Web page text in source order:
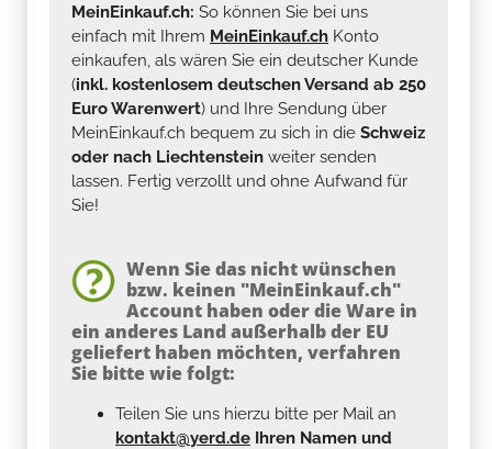
MeinEinkauf.ch: So können Sie bei uns
einfach mit Ihrem MeinEinkauf.ch Konto
einkaufen, als wären Sie ein deutscher Kunde
(inkl. kostenlosem deutschen Versand ab 250
Euro Warenwert) und Ihre Sendung über
MeinEinkauf.ch bequem zu sich in die Schweiz
oder nach Liechtenstein weiter senden
lassen. Fertig verzollt und ohne Aufwand für
Sie!
Wenn Sie das nicht wünschen
bzw. keinen "MeinEinkauf.ch"
Account haben oder die Ware in
ein anderes Land außerhalb der EU
geliefert haben möchten, verfahren
Sie bitte wie folgt:
Teilen Sie uns hierzu bitte per Mail an
kontakt@yerd.de Ihren Namen und